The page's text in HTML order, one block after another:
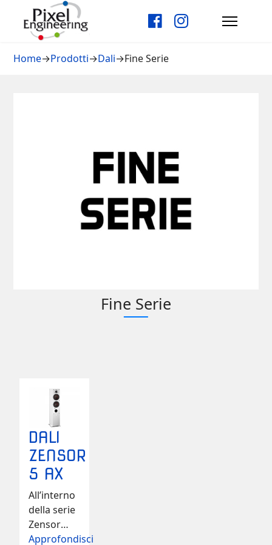
Home→Prodotti→Dali→Fine Serie
Fine Serie
DALI
ZENSOR
5 AX
All’interno
della serie
Zensor
Dali ha
Approfondisci